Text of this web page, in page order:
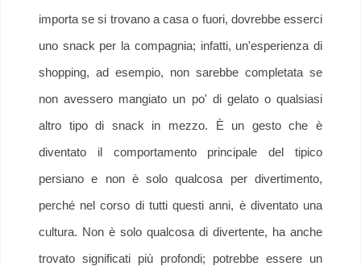
importa se si trovano a casa o fuori, dovrebbe esserci
uno snack per la compagnia; infatti, un'esperienza di
shopping, ad esempio, non sarebbe completata se
non avessero mangiato un po' di gelato o qualsiasi
altro tipo di snack in mezzo. È un gesto che è
diventato il comportamento principale del tipico
persiano e non è solo qualcosa per divertimento,
perché nel corso di tutti questi anni, è diventato una
cultura. Non è solo qualcosa di divertente, ha anche
trovato significati più profondi; potrebbe essere un